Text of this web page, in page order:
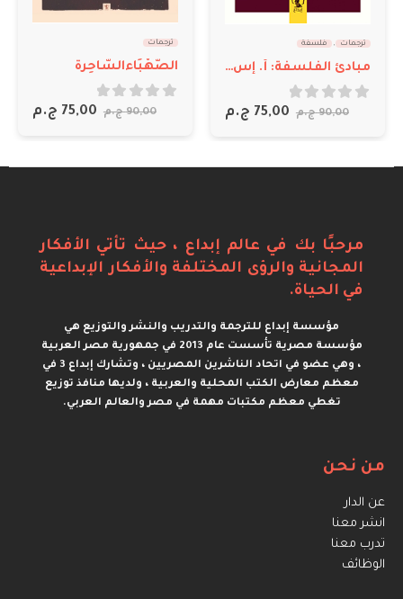
ترجمات
الصَّهْبَاءالسّاحِرة
0
out of 5
90,00 ج.م 75,00 ج.م
ترجمات
0
out of 5
75,00 ج.م 60,00 ج.م
مرحبًا بك في عالم إبداع ، حيث تأتي الأفكار
المجانية والرؤى المختلفة والأفكار الإبداعية
في الحياة.
مؤسسة إبداع للترجمة والتدريب والنشر والتوزيع هي
مؤسسة مصرية تأسست عام 2013 في جمهورية مصر العربية
، وهي عضو في اتحاد الناشرين المصريين ، وتشارك إبداع 3 في
معظم معارض الكتب المحلية والعربية ، ولديها منافذ توزيع
تغطي معظم مكتبات مهمة في مصر والعالم العربي.
من نحن
عن الدار
انشر معنا
تدرب معنا
الوظائف